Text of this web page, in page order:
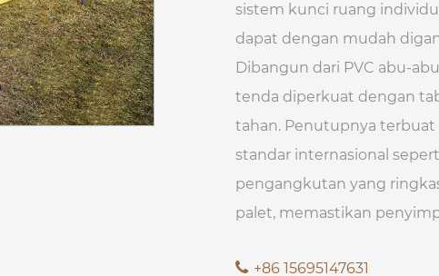
sistem kunci ruang
dapat dengan mudah
Dibangun dari PVC abu-
tenda diperkuat dengan
tahan. Penutupnya
standar internasional
pengangkutan yang
palet, memastikan
+86 15695147631